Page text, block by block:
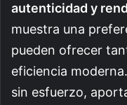
autenticidad y
muestra una
pueden ofrecer
eficiencia
sin esfuerzo,